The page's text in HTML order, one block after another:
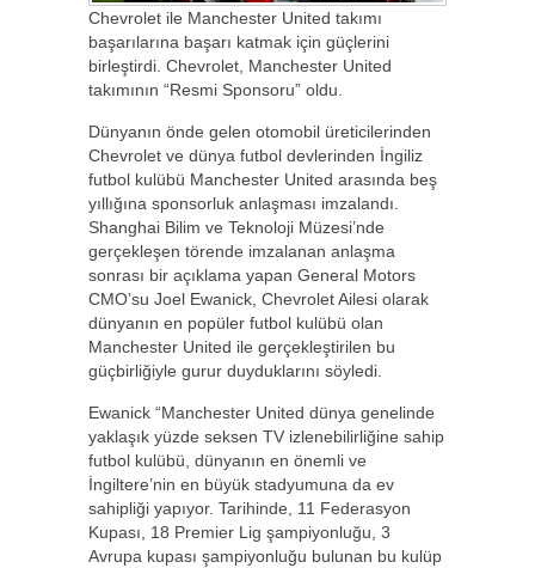
Chevrolet ile Manchester United takımı
başarılarına başarı katmak için güçlerini
birleştirdi. Chevrolet, Manchester United
takımının “Resmi Sponsoru” oldu.
Dünyanın önde gelen otomobil üreticilerinden
Chevrolet ve dünya futbol devlerinden İngiliz
futbol kulübü Manchester United arasında beş
yıllığına sponsorluk anlaşması imzalandı.
Shanghai Bilim ve Teknoloji Müzesi’nde
gerçekleşen törende imzalanan anlaşma
sonrası bir açıklama yapan General Motors
CMO’su Joel Ewanick, Chevrolet Ailesi olarak
dünyanın en popüler futbol kulübü olan
Manchester United ile gerçekleştirilen bu
güçbirliğiyle gurur duyduklarını söyledi.
Ewanick “Manchester United dünya genelinde
yaklaşık yüzde seksen TV izlenebilirliğine sahip
futbol kulübü, dünyanın en önemli ve
İngiltere’nin en büyük stadyumuna da ev
sahipliği yapıyor. Tarihinde, 11 Federasyon
Kupası, 18 Premier Lig şampiyonluğu, 3
Avrupa kupası şampiyonluğu bulunan bu kulüp